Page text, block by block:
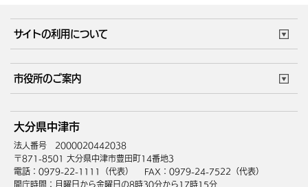
成人・仕事
住まい・引越 ごみ・環境
健康・医療 障がい・福祉
高齢・介護
サイトの利用について
サイトマップ
市役所のご案内
庁舎地図 組織案内
中津市へのアクセス
大分県中津市
法人番号 2000020442038
〒871-8501 大分県中津市豊田町14番地3
電話：0979-22-1111（代表）
FAX：0979-24-7522（代表）
開庁時間：月曜日から金曜日の8時30分から17時15分